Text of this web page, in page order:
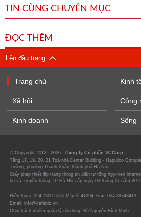
TIN CÙNG CHUYÊN MỤC
ĐỌC THÊM
Lên đầu trang
Trang chủ
Xã hội
Kinh doanh
Kinh
Công
Sống
© Copyright 2012 - 2026 - Công ty Cổ phần VCCorp.
Tầng 17, 19, 20, 21 Toà nhà Center Building - Hapulico
Tưởng, phường Thanh Xuân, thành phố Hà Nội
Giấy phép thiết lập trang thông tin điện tử tổng hợp trên
tin và Truyền thông TP Hà Nội cấp ngày 03 tháng 07 năm
Điện thoại: 024 7309 5555 Máy lẻ 41294. Fax: 024-39743413
Email: info@cafebiz.vn
Chịu trách nhiệm quản lý nội dung: Bà Nguyễn Bích Minh